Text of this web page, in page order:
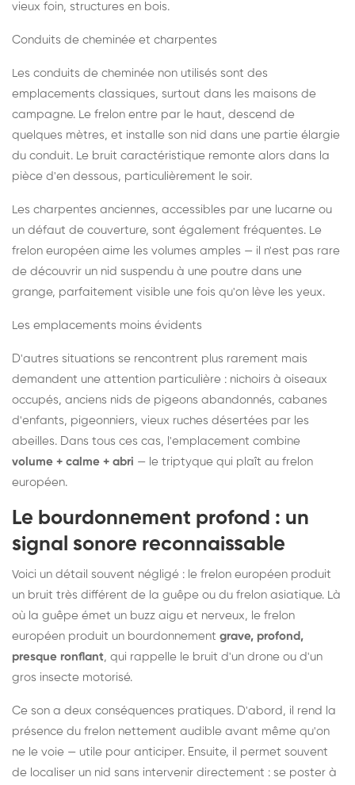
vieux foin, structures en bois.
Conduits de cheminée et charpentes
Les conduits de cheminée non utilisés sont des
emplacements classiques, surtout dans les maisons de
campagne. Le frelon entre par le haut, descend de
quelques mètres, et installe son nid dans une partie élargie
du conduit. Le bruit caractéristique remonte alors dans la
pièce d'en dessous, particulièrement le soir.
Les charpentes anciennes, accessibles par une lucarne ou
un défaut de couverture, sont également fréquentes. Le
frelon européen aime les volumes amples — il n'est pas rare
de découvrir un nid suspendu à une poutre dans une
grange, parfaitement visible une fois qu'on lève les yeux.
Les emplacements moins évidents
D'autres situations se rencontrent plus rarement mais
demandent une attention particulière : nichoirs à oiseaux
occupés, anciens nids de pigeons abandonnés, cabanes
d'enfants, pigeonniers, vieux ruches désertées par les
abeilles. Dans tous ces cas, l'emplacement combine
volume + calme + abri — le triptyque qui plaît au frelon
européen.
Le bourdonnement profond : un
signal sonore reconnaissable
Voici un détail souvent négligé : le frelon européen produit
un bruit très différent de la guêpe ou du frelon asiatique. Là
où la guêpe émet un buzz aigu et nerveux, le frelon
européen produit un bourdonnement grave, profond,
presque ronflant, qui rappelle le bruit d'un drone ou d'un
gros insecte motorisé.
Ce son a deux conséquences pratiques. D'abord, il rend la
présence du frelon nettement audible avant même qu'on
ne le voie — utile pour anticiper. Ensuite, il permet souvent
de localiser un nid sans intervenir directement : se poster à